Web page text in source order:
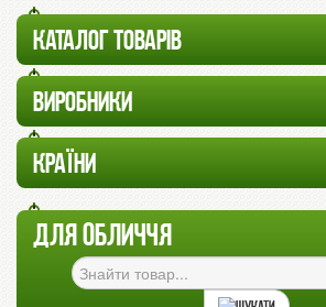
КАТАЛОГ ТОВАРІВ
ВИРОБНИКИ
КРАЇНИ
ДЛЯ ОБЛИЧЧЯ